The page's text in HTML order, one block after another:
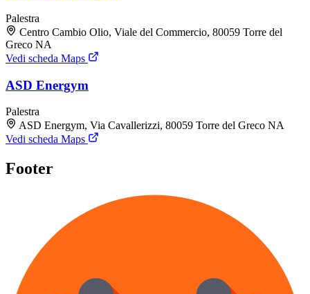
Palestra
Centro Cambio Olio, Viale del Commercio, 80059 Torre del
Greco NA
Vedi scheda Maps
ASD Energym
Palestra
ASD Energym, Via Cavallerizzi, 80059 Torre del Greco NA
Vedi scheda Maps
Footer